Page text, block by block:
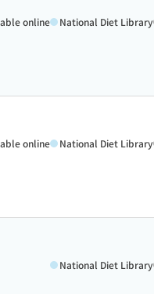
online National Diet Library
online National Diet Library
National Diet Library